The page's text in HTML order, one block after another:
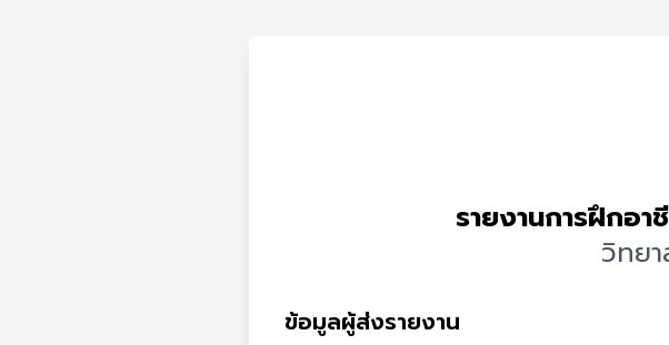
รายงานการฝึกอ
วิทย
ข้อมูลผู้ส่งรายงาน